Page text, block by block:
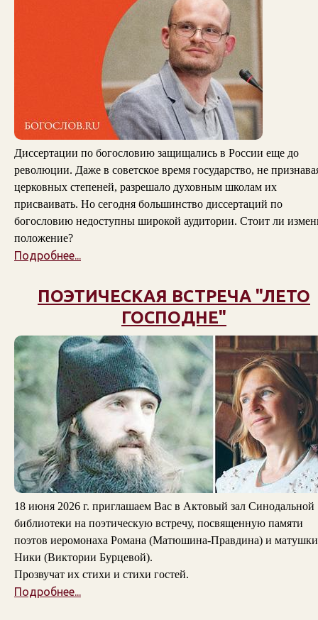
Диссертации по богословию защищались в России еще до
революции. Даже в советское время государство, не
церковных степеней, разрешало духовным школам их
присваивать. Но сегодня большинство диссертаций по
богословию недоступны широкой аудитории. Стоит ли
положение?
Подробнее...
ПОЭТИЧЕСКАЯ ВСТРЕЧА "ЛЕТО
ГОСПОДНЕ"
18 июня 2026 г. приглашаем Вас в Актовый зал Синодальной
библиотеки на поэтическую встречу, посвященную памяти
поэтов иеромонаха Романа (Матюшина-Правдина) и матушки
Ники (Виктории Бурцевой).
Прозвучат их стихи и стихи гостей.
Подробнее...